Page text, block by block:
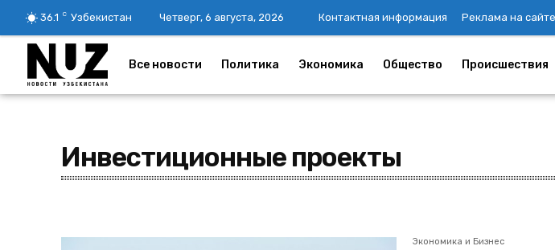
36.1 C Узбекистан Четверг, 6 августа, 2026 Контактная информация Реклама на сайте
Все новости Политика Экономика Общество Происшествия
Инвестиционные проекты
Экономика и Бизнес